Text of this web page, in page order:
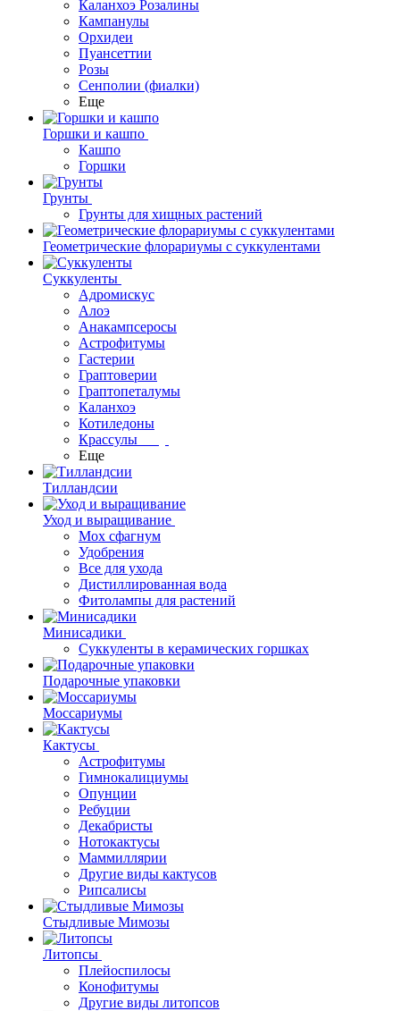
Каланхоэ Розалины
Кампанулы
Орхидеи
Пуансеттии
Розы
Сенполии (фиалки)
Еще
Горшки и кашпо
Кашпо
Горшки
Грунты
Грунты для хищных растений
Геометрические флорариумы с суккулентами
Суккуленты
Адромискус
Алоэ
Анакампсеросы
Астрофитумы
Гастерии
Граптоверии
Граптопеталумы
Каланхоэ
Котиледоны
Крассулы
Еще
Тилландсии
Уход и выращивание
Мох сфагнум
Удобрения
Все для ухода
Дистиллированная вода
Фитолампы для растений
Минисадики
Суккуленты в керамических горшках
Подарочные упаковки
Моссариумы
Кактусы
Астрофитумы
Гимнокалициумы
Опунции
Ребуции
Декабристы
Нотокактусы
Маммиллярии
Другие виды кактусов
Рипсалисы
Стыдливые Мимозы
Литопсы
Плейоспилосы
Конофитумы
Другие виды литопсов